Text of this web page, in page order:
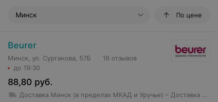
Минск По цене
Beurer
Минск, ул. Сурганова, 57Б
до 19:30
16 отзывов
88,80 руб.
Доставка Минск (в пределах МКАД и Уручье) – Доставка товаров стоимостью свыше 150 BYN в пределах МКАД, Уручье и Шабаны — бесплатно; – Доставка товаров стоимостью до 150 BYN в пределах МКАД, Уручье и Шабаны — 10 BYN; – Стоимость доставки в остальные районы — от 12 BYN (но не более 10 км от МКАД); – Доставка товаров стоимостью более 250 BYN за пределы МКАД, но не более 7 км осуществляется бесплатно